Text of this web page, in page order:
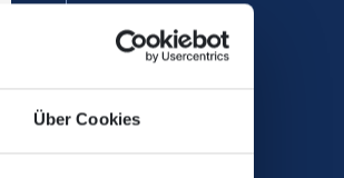
Über Cookies